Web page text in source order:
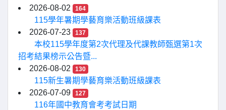
2026-08-02 164
115學年暑期學藝育樂活動班級課表
2026-07-23
137
本校115學年度第2次代理及代課教師甄選第1次
招考結果榜示公告暨...
2026-08-02
130
115新生暑期學藝育樂活動班級課表
2026-07-09
127
116年國中教育會考考試日期